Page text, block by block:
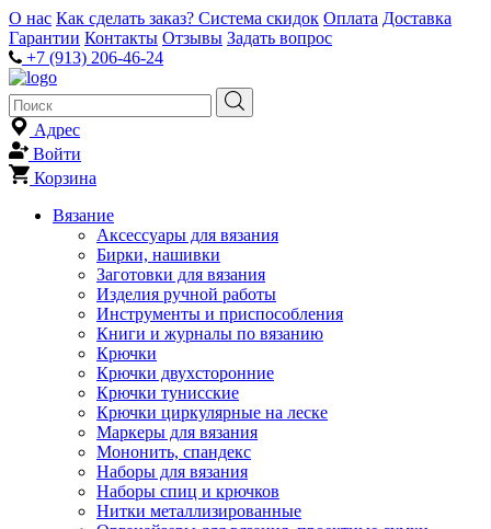
О нас Как сделать заказ? Система скидок Оплата Доставка
Гарантии Контакты Отзывы Задать вопрос
+7 (913) 206-46-24
Адрес
Войти
Корзина
Вязание
Аксессуары для вязания
Бирки, нашивки
Заготовки для вязания
Изделия ручной работы
Инструменты и приспособления
Книги и журналы по вязанию
Крючки
Крючки двухсторонние
Крючки тунисские
Крючки циркулярные на леске
Маркеры для вязания
Мононить, спандекс
Наборы для вязания
Наборы спиц и крючков
Нитки металлизированные